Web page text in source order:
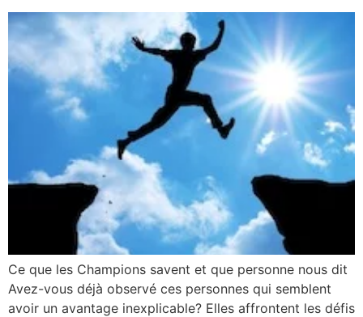
Ce que les Champions savent et que personne nous dit
Avez-vous déjà observé ces personnes qui semblent
avoir un avantage inexplicable? Elles affrontent les défis